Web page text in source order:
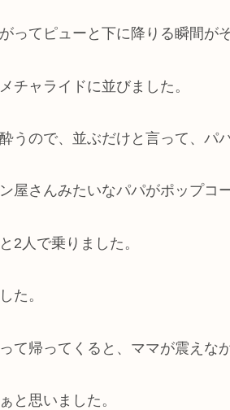
ってピューと下に降りる瞬間が
チャライドに並びました。
うので、並ぶだけと言って、パ
屋さんみたいなパパがポップコ
2人で乗りました。
た。
て帰ってくると、ママが震えな
と思いました。